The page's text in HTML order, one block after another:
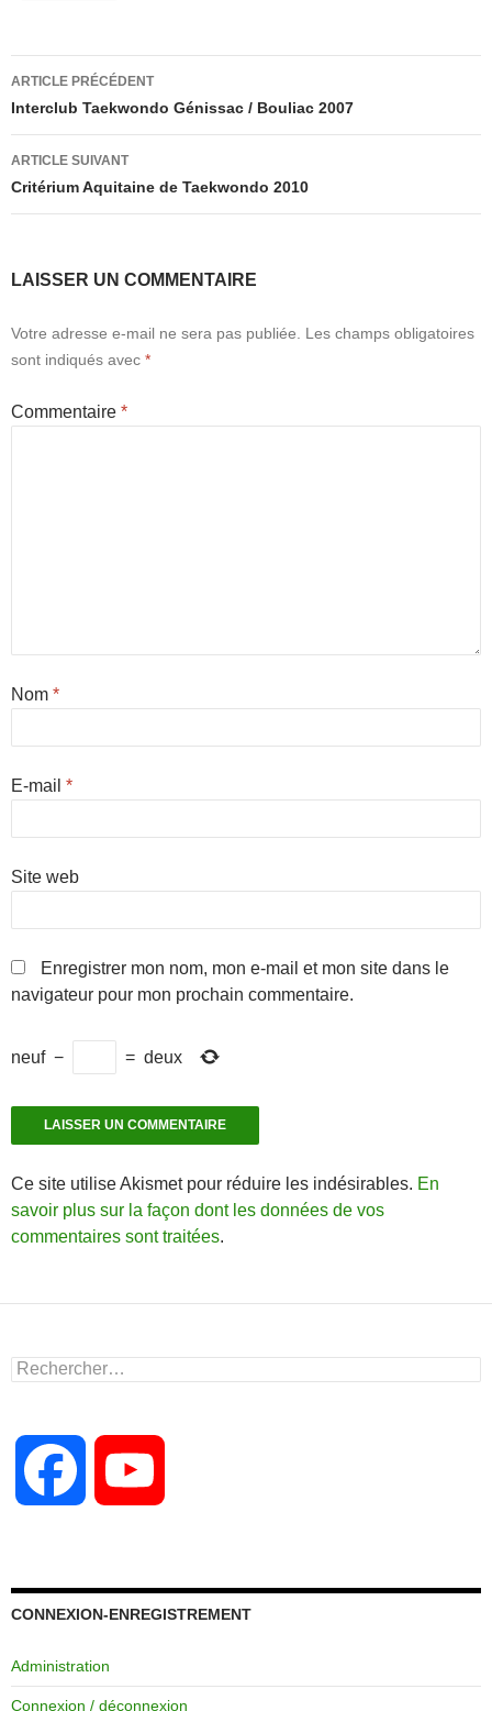
b
o
o
k
d
o
n
er
Navigation
des
articles
ARTICLE PRÉCÉDENT
Interclub Taekwondo Génissac / Bouliac 2007
ARTICLE SUIVANT
Critérium Aquitaine de Taekwondo 2010
LAISSER UN COMMENTAIRE
Votre adresse e-mail ne sera pas publiée.
Les champs obligatoires
sont indiqués avec *
Commentaire *
Nom *
E-mail *
Site web
Enregistrer mon nom, mon e-mail et mon site dans le
navigateur pour mon prochain commentaire.
neuf − = deux
Ce site utilise Akismet pour réduire les indésirables. En
savoir plus sur la façon dont les données de vos
commentaires sont traitées.
Rechercher :
c u
CONNEXION-ENREGISTREMENT
Administration
Connexion / déconnexion